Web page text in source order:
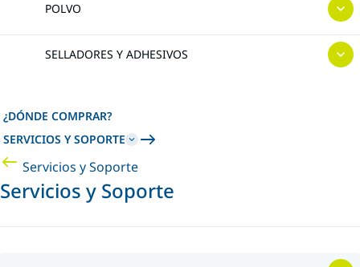
POLVO
SELLADORES Y ADHESIVOS
¿DÓNDE COMPRAR?
SERVICIOS Y SOPORTE
Servicios y Soporte
Servicios y Soporte